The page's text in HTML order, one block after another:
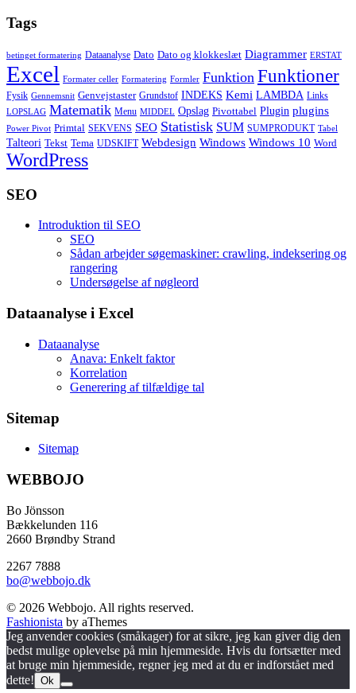
Tags
betinget formatering Dataanalyse Dato Dato og klokkeslæt Diagrammer ERSTAT
Excel Formater celler Formatering Formler Funktion Funktioner
Fysik Gennemsnit Genvejstaster Grundstof INDEKS Kemi LAMBDA Links
LOPSLAG Matematik Menu MIDDEL Opslag Pivottabel Plugin plugins
Power Pivot Primtal SEKVENS SEO Statistisk SUM SUMPRODUKT Tabel
Talteori Tekst Tema UDSKIFT Webdesign Windows Windows 10 Word
WordPress
SEO
Introduktion til SEO
SEO
Sådan arbejder søgemaskiner: crawling, indeksering og
rangering
Undersøgelse af nøgleord
Dataanalyse i Excel
Dataanalyse
Anava: Enkelt faktor
Korrelation
Generering af tilfældige tal
Sitemap
Sitemap
WEBBOJO
Bo Jönsson
Bækkelunden 116
2660 Brøndby Strand
2267 7888
bo@webbojo.dk
© 2026 Webbojo. All rights reserved.
Fashionista by aThemes
Jeg anvender cookies (småkager) for at sikre, jeg kan giver dig den
bedst mulige oplevelse på min hjemmeside. Hvis du fortsætter med
at bruge min hjemmeside, regner jeg med at du er indforstået med
dette! Ok